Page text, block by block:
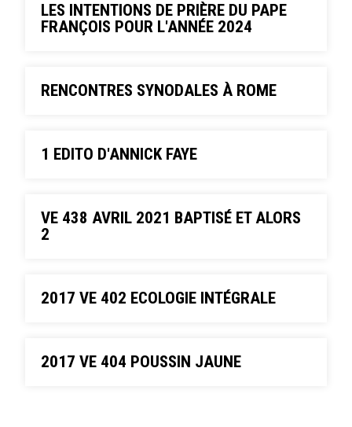
LES INTENTIONS DE PRIÈRE DU PAPE
FRANÇOIS POUR L'ANNÉE 2024
RENCONTRES SYNODALES À ROME
1 EDITO D'ANNICK FAYE
VE 438 AVRIL 2021 BAPTISÉ ET ALORS
2
2017 VE 402 ECOLOGIE INTÉGRALE
2017 VE 404 POUSSIN JAUNE